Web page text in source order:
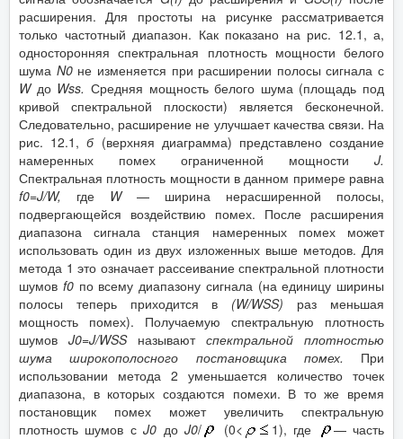
расширения. Для простоты на рисунке рассматривается
только частотный диапазон. Как показано на рис. 12.1, а,
односторонняя спектральная плотность мощности белого
шума N0не изменяется при расширении полосы сигнала с
Wдо Wss. Средняя мощность белого шума (площадь под
кривой спектральной плоскости) является бесконечной.
Следовательно, расширение не улучшает качества связи. На
рис. 12.1,б (верхняя диаграмма) представлено создание
намеренных помех ограниченной мощности J.
Спектральная плотность мощности в данном примере равна
f0=J/W, где W— ширина нерасширенной полосы,
подвергающейся воздействию помех. После расширения
диапазона сигнала станция намеренных помех может
использовать один из двух изложенных выше методов. Для
метода 1 это означает рассеивание спектральной плотности
шумов f0 по всему диапазону сигнала (на единицу ширины
полосы теперь приходится в (W/WSS) раз меньшая
мощность помех). Получаемую спектральную плотность
шумов J0=J/WSSназывают спектральной плотностью
шума широкополосного постановщика помех. При
использовании метода 2 уменьшается количество точек
диапазона, в которых создаются помехи. В то же время
постановщик помех может увеличить спектральную
плотность шумов сJ0 доJ0/ (0< 1), где
— часть